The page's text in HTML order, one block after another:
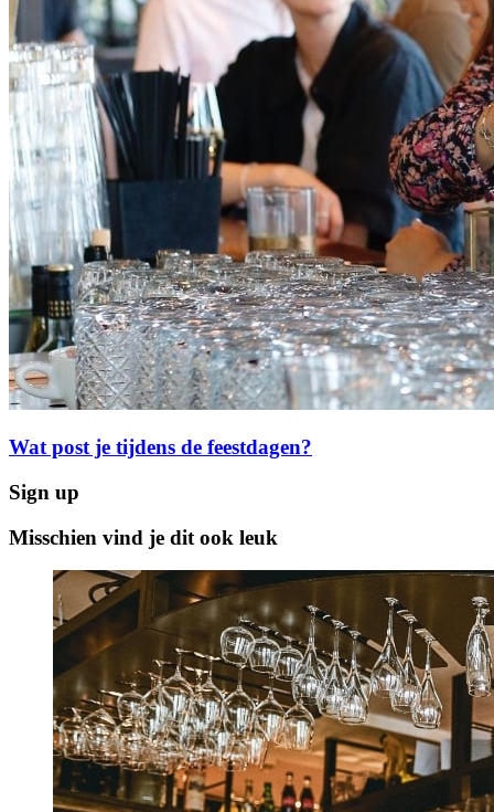
Wat post je tijdens de feestdagen?
Sign up
Misschien vind je dit ook leuk